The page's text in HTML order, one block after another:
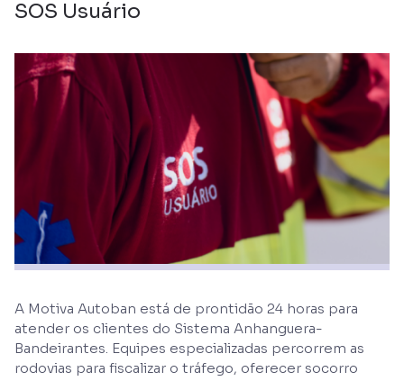
SOS Usuário
A Motiva Autoban está de prontidão 24 horas para
atender os clientes do Sistema Anhanguera-
Bandeirantes. Equipes especializadas percorrem as
rodovias para fiscalizar o tráfego, oferecer socorro